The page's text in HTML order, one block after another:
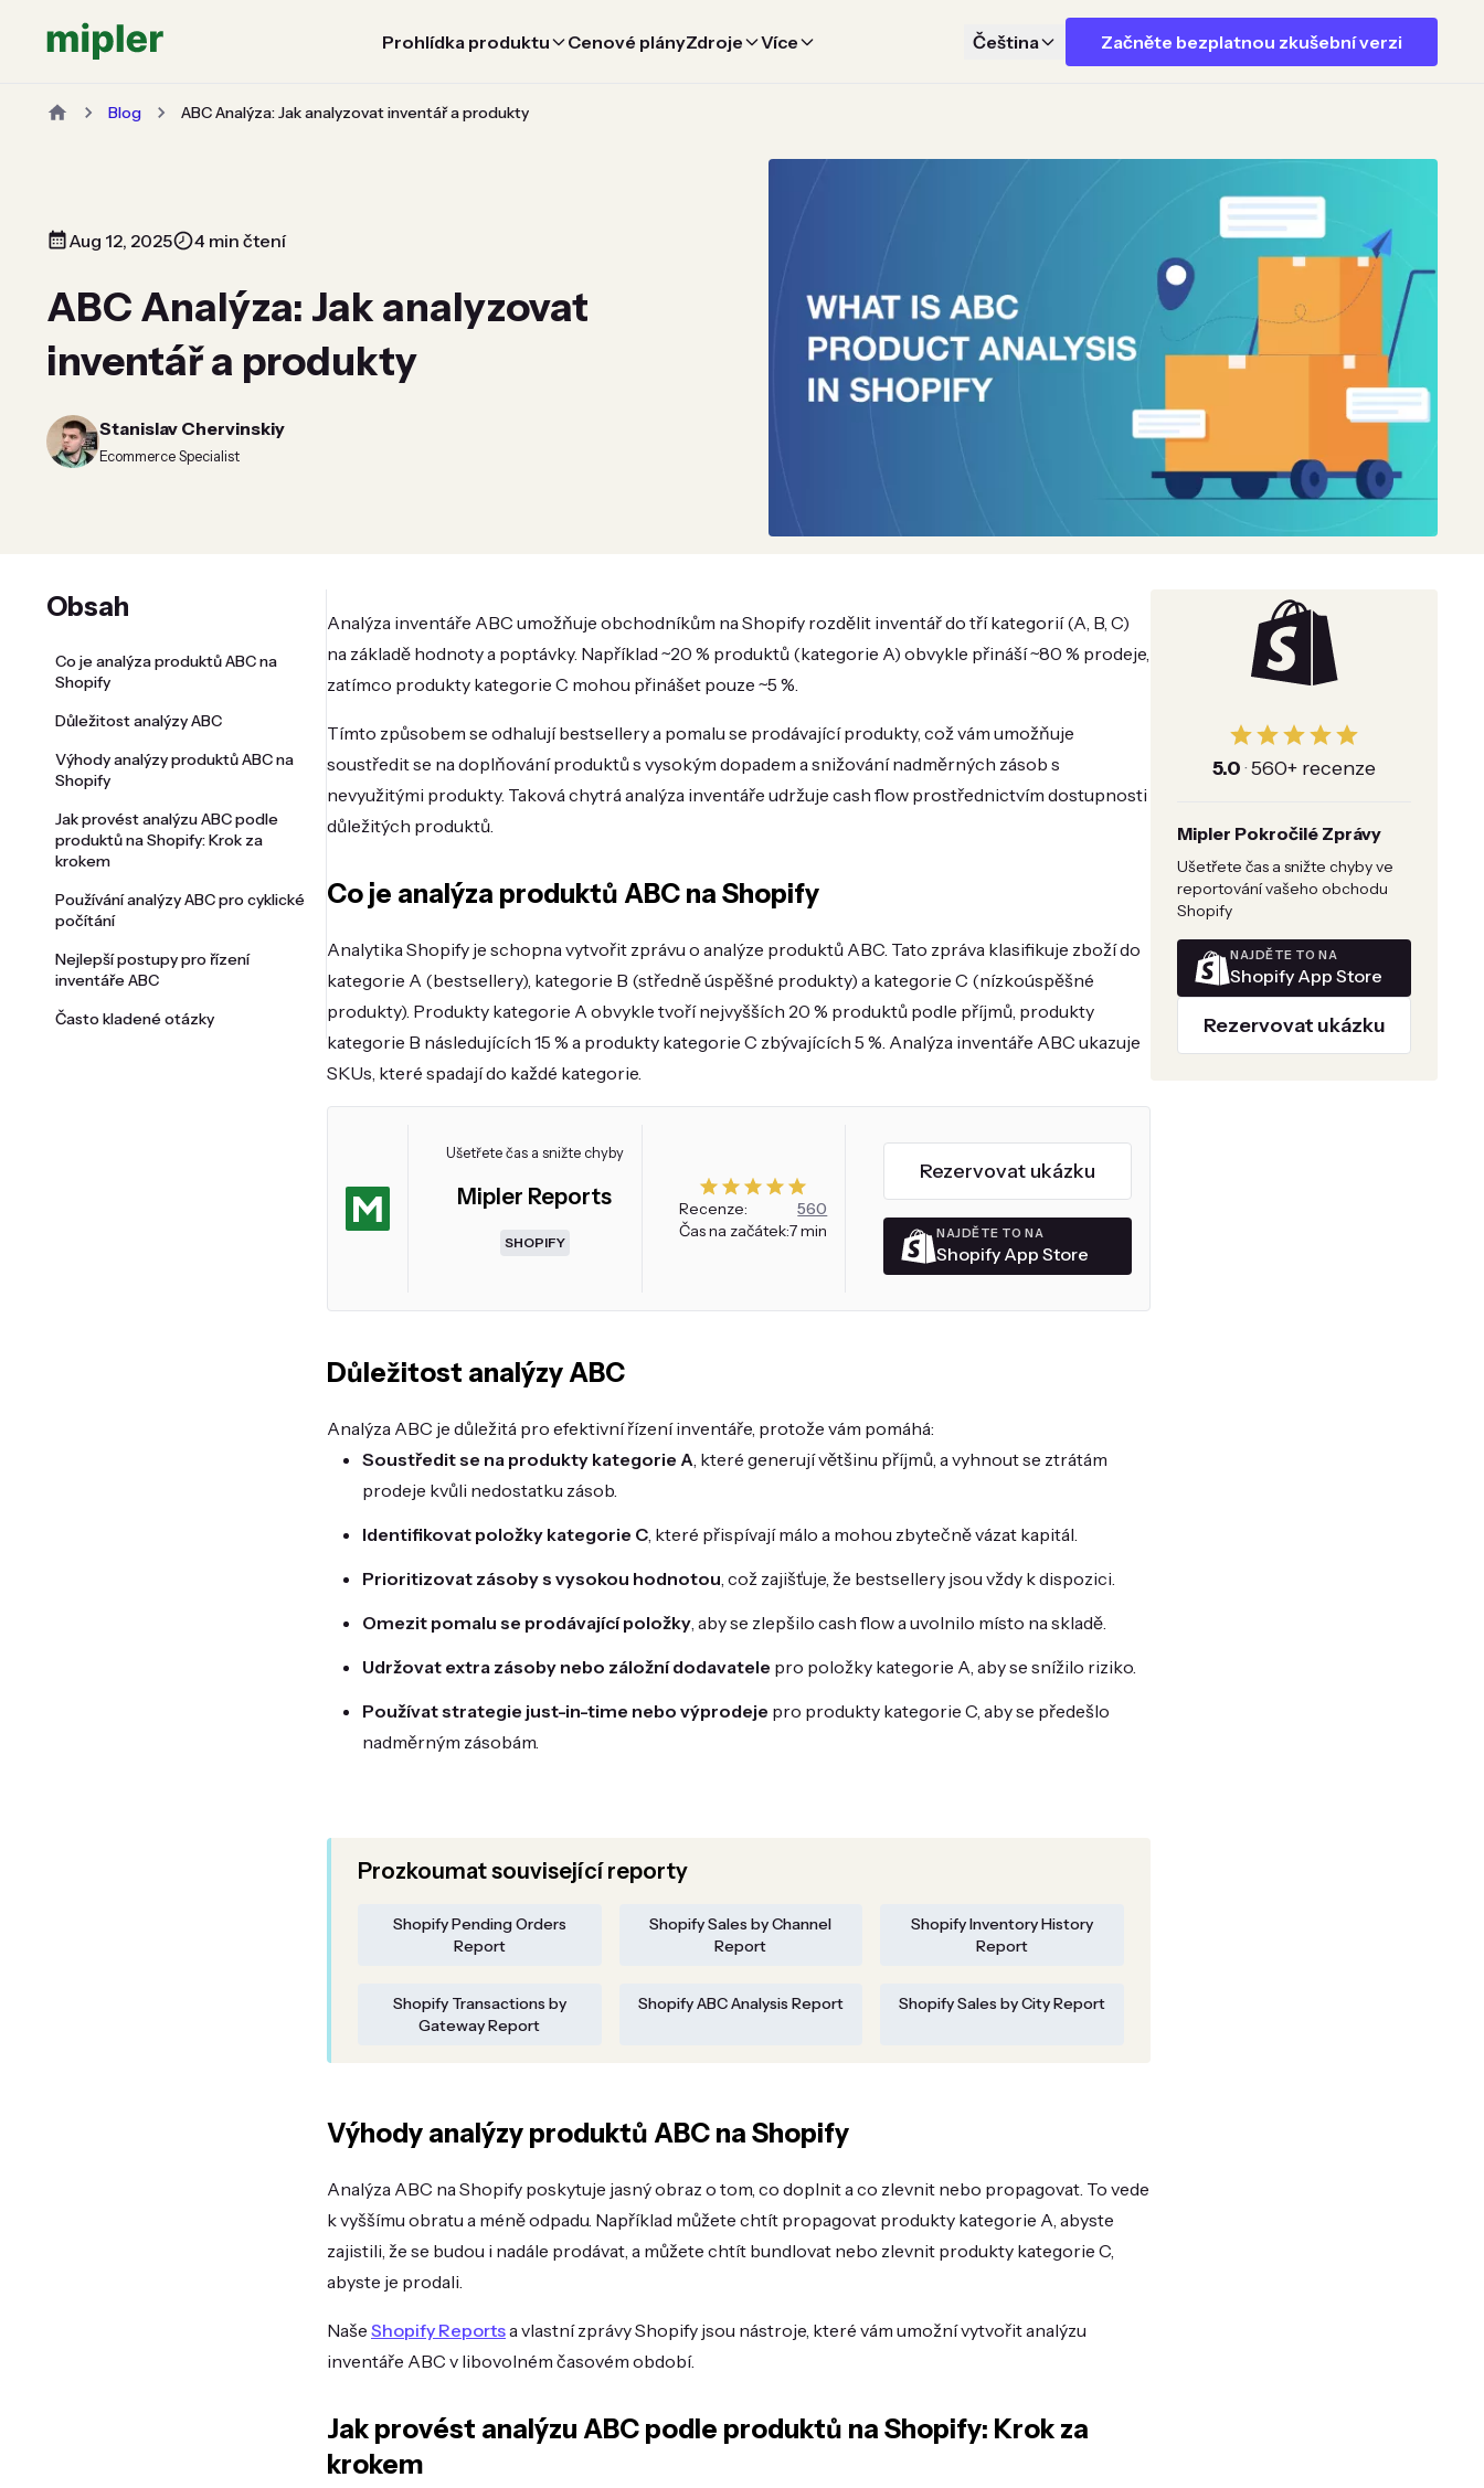
Prohlídka produktu Cenové plányZdroje Více Čeština Začněte bezplatnou zkušební verzi
Blog ABC Analýza: Jak analyzovat inventář a produkty
Aug 12, 2025 4 min čtení
ABC Analýza: Jak analyzovat
inventář a produkty
Stanislav Chervinskiy
Ecommerce Specialist
Obsah
Co je analýza produktů ABC na
Shopify
Důležitost analýzy ABC
Výhody analýzy produktů ABC na
Shopify
Jak provést analýzu ABC podle
produktů na Shopify: Krok za
krokem
Používání analýzy ABC pro cyklické
počítání
Nejlepší postupy pro řízení
inventáře ABC
Často kladené otázky
Analýza inventáře ABC umožňuje obchodníkům na Shopify rozdělit inventář do tří kategorií (A, B, C)
na základě hodnoty a poptávky. Například ~20 % produktů (kategorie A) obvykle přináší ~80 % prodeje,
zatímco produkty kategorie C mohou přinášet pouze ~5 %.
Tímto způsobem se odhalují bestsellery a pomalu se prodávající produkty, což vám umožňuje
soustředit se na doplňování produktů s vysokým dopadem a snižování nadměrných zásob s
nevyužitými produkty. Taková chytrá analýza inventáře udržuje cash flow prostřednictvím dostupnosti
důležitých produktů.
Co je analýza produktů ABC na Shopify
Analytika Shopify je schopna vytvořit zprávu o analýze produktů ABC. Tato zpráva klasifikuje zboží do
kategorie A (bestsellery), kategorie B (středně úspěšné produkty) a kategorie C (nízkoúspěšné
produkty). Produkty kategorie A obvykle tvoří nejvyšších 20 % produktů podle příjmů, produkty
kategorie B následujících 15 % a produkty kategorie C zbývajících 5 %. Analýza inventáře ABC ukazuje
SKUs, které spadají do každé kategorie.
Ušetřete čas a snižte chyby
Mipler Reports
SHOPIFY
Recenze:
560
Čas na začátek:7 min
Rezervovat ukázku
NAJDĚTE TO NA
Shopify App Store
Důležitost analýzy ABC
Analýza ABC je důležitá pro efektivní řízení inventáře, protože vám pomáhá:
Soustředit se na produkty kategorie A , které generují většinu příjmů, a vyhnout se ztrátám
prodeje kvůli nedostatku zásob.
Identifikovat položky kategorie C , které přispívají málo a mohou zbytečně vázat kapitál.
Prioritizovat zásoby s vysokou hodnotou , což zajišťuje, že bestsellery jsou vždy k dispozici.
Omezit pomalu se prodávající položky , aby se zlepšilo cash flow a uvolnilo místo na skladě.
Udržovat extra zásoby nebo záložní dodavatele pro položky kategorie A, aby se snížilo riziko.
Používat strategie just-in-time nebo výprodeje pro produkty kategorie C, aby se předešlo
nadměrným zásobám.
Prozkoumat související reporty
Shopify Pending Orders
Report
Shopify Sales by Channel
Report
Shopify Inventory History
Report
Shopify Transactions by
Gateway Report
Shopify ABC Analysis Report Shopify Sales by City Report
Výhody analýzy produktů ABC na Shopify
Analýza ABC na Shopify poskytuje jasný obraz o tom, co doplnit a co zlevnit nebo propagovat. To vede
k vyššímu obratu a méně odpadu. Například můžete chtít propagovat produkty kategorie A, abyste
zajistili, že se budou i nadále prodávat, a můžete chtít bundlovat nebo zlevnit produkty kategorie C,
abyste je prodali.
Naše Shopify Reportsa vlastní zprávy Shopify jsou nástroje, které vám umožní vytvořit analýzu
inventáře ABC v libovolném časovém období.
Jak provést analýzu ABC podle produktů na Shopify: Krok za
krokem
5.0 ·560+ recenze
Mipler Pokročilé Zprávy
Ušetřete čas a snižte chyby ve
reportování vašeho obchodu
Shopify
NAJDĚTE TO NA
Shopify App Store
Rezervovat ukázku